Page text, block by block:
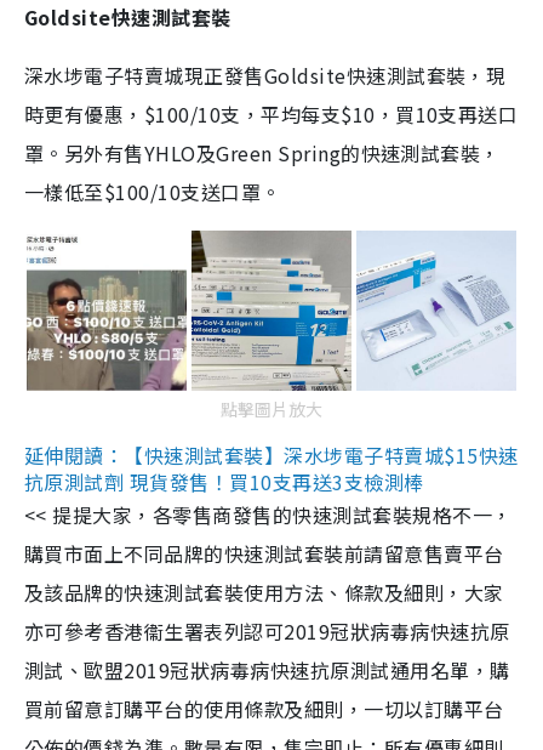
Goldsite快速測試套裝
深水埗電子特賣城現正發售Goldsite快速測試套裝，現
時更有優惠，$100/10支，平均每支$10，買10支再送口
罩。另外有售YHLO及Green Spring的快速測試套裝，
一樣低至$100/10支送口罩。
點擊圖片放大
延伸閱讀：【快速測試套裝】深水埗電子特賣城$15快速
抗原測試劑 現貨發售！買10支再送3支檢測棒
<< 提提大家，各零售商發售的快速測試套裝規格不一，
購買市面上不同品牌的快速測試套裝前請留意售賣平台
及該品牌的快速測試套裝使用方法、條款及細則，大家
亦可參考香港衞生署表列認可2019冠狀病毒病快速抗原
測試、歐盟2019冠狀病毒病快速抗原測試通用名單，購
買前留意訂購平台的使用條款及細則，一切以訂購平台